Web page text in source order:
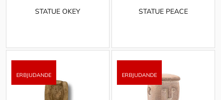
STATUE OKEY STATUE PEACE